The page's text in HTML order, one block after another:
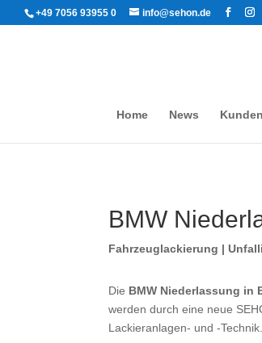
+49 7056 93955 0 info@sehon.de
Home News
BMW
Fahrzeuglackierung |
Die BMW Niederlassung in
werden durch eine neue
Lackieranlagen- und -Technik.